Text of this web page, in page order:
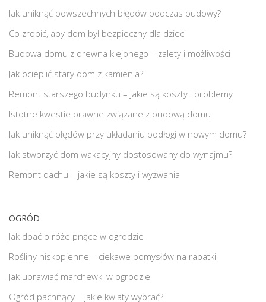
Jak uniknąć powszechnych błędów podczas budowy?
Co zrobić, aby dom był bezpieczny dla dzieci
Budowa domu z drewna klejonego – zalety i możliwości
Jak ocieplić stary dom z kamienia?
Remont starszego budynku – jakie są koszty i problemy
Istotne kwestie prawne związane z budową domu
Jak uniknąć błędów przy układaniu podłogi w nowym domu?
Jak stworzyć dom wakacyjny dostosowany do wynajmu?
Remont dachu – jakie są koszty i wyzwania
OGRÓD
Jak dbać o róże pnące w ogrodzie
Rośliny niskopienne – ciekawe pomysłów na rabatki
Jak uprawiać marchewki w ogrodzie
Ogród pachnący – jakie kwiaty wybrać?